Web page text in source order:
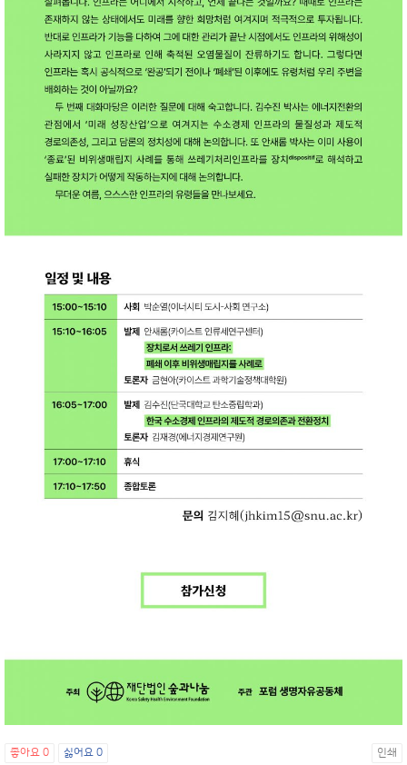
좋아요 0 싫어요 0 인쇄